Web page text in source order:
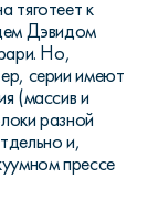
тяготеет к
Дэвидом
Но,
серии имеют
(массив и
разной
и,
прессе